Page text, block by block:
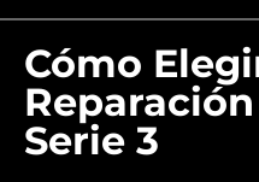
Cómo
Serie 3